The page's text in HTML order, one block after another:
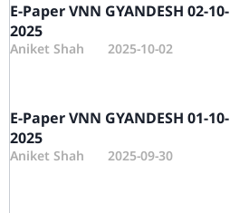
E-Paper VNN GYANDESH 02-10-
2025
Aniket Shah 2025-10-02
E-Paper VNN GYANDESH 01-10-
2025
Aniket Shah 2025-09-30